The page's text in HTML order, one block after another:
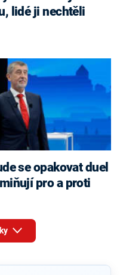
lidé ji nechtěli
pro a proti